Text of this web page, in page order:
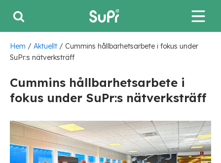
Hem / Aktuellt / Cummins hållbarhetsarbete i fokus under
SuPr:s nätverksträff
Cummins hållbarhetsarbete i
fokus under SuPr:s nätverksträff